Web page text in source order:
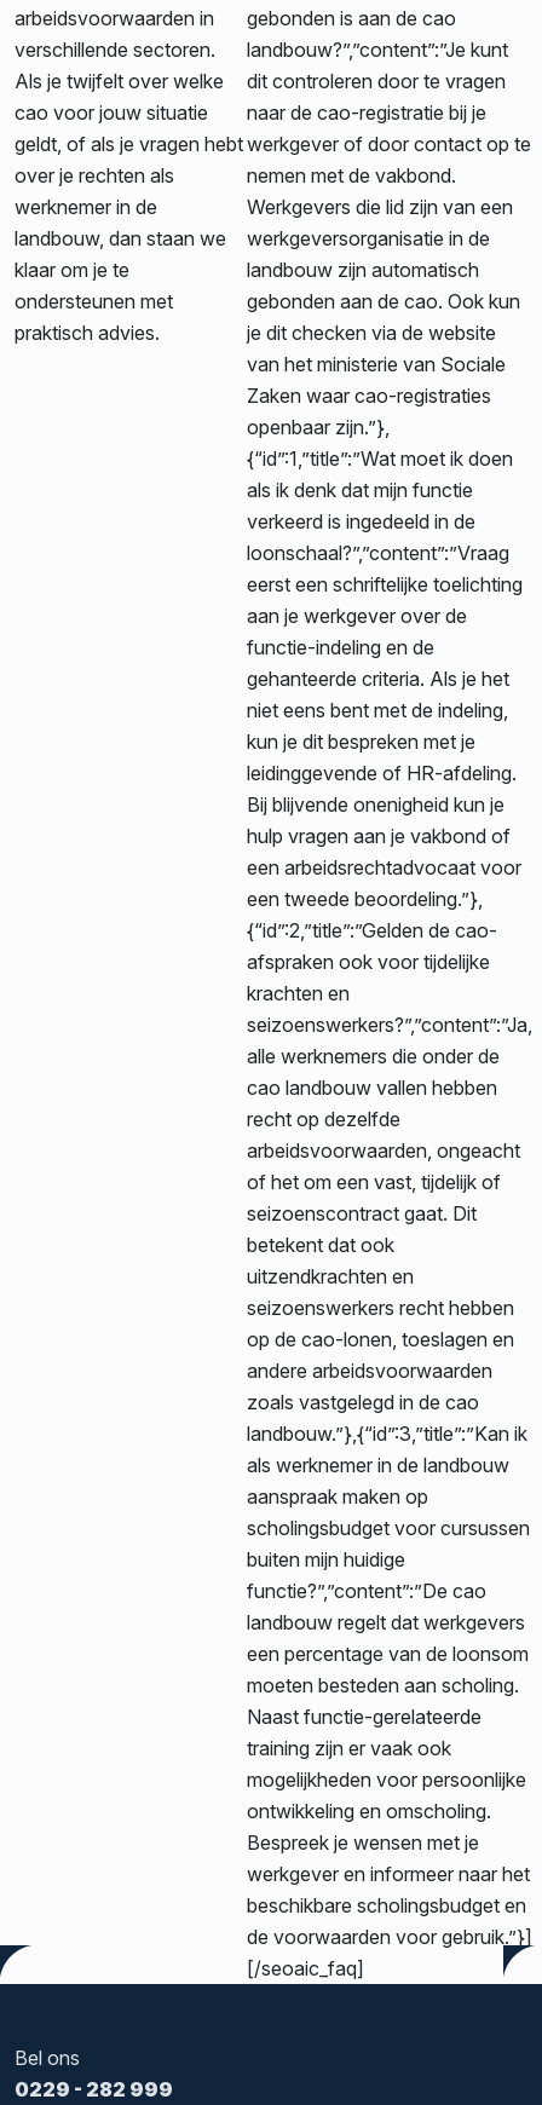
arbeidsvoorwaarden in
verschillende sectoren.
Als je twijfelt over welke
cao voor jouw situatie
geldt, of als je vragen hebt
over je rechten als
werknemer in de
landbouw, dan staan we
klaar om je te
ondersteunen met
praktisch advies.
gebonden is aan de cao
landbouw?”,”content”:”Je kunt
dit controleren door te vragen
naar de cao-registratie bij je
werkgever of door contact op te
nemen met de vakbond.
Werkgevers die lid zijn van een
werkgeversorganisatie in de
landbouw zijn automatisch
gebonden aan de cao. Ook kun
je dit checken via de website
van het ministerie van Sociale
Zaken waar cao-registraties
openbaar zijn.”},
{“id”:1,”title”:”Wat moet ik doen
als ik denk dat mijn functie
verkeerd is ingedeeld in de
loonschaal?”,”content”:”Vraag
eerst een schriftelijke toelichting
aan je werkgever over de
functie-indeling en de
gehanteerde criteria. Als je het
niet eens bent met de indeling,
kun je dit bespreken met je
leidinggevende of HR-afdeling.
Bij blijvende onenigheid kun je
hulp vragen aan je vakbond of
een arbeidsrechtadvocaat voor
een tweede beoordeling.”},
{“id”:2,”title”:”Gelden de cao-
afspraken ook voor tijdelijke
krachten en
seizoenswerkers?”,”content”:”Ja,
alle werknemers die onder de
cao landbouw vallen hebben
recht op dezelfde
arbeidsvoorwaarden, ongeacht
of het om een vast, tijdelijk of
seizoenscontract gaat. Dit
betekent dat ook
uitzendkrachten en
seizoenswerkers recht hebben
op de cao-lonen, toeslagen en
andere arbeidsvoorwaarden
zoals vastgelegd in de cao
landbouw.”},{“id”:3,”title”:”Kan ik
als werknemer in de landbouw
aanspraak maken op
scholingsbudget voor cursussen
buiten mijn huidige
functie?”,”content”:”De cao
landbouw regelt dat werkgevers
een percentage van de loonsom
moeten besteden aan scholing.
Naast functie-gerelateerde
training zijn er vaak ook
mogelijkheden voor persoonlijke
ontwikkeling en omscholing.
Bespreek je wensen met je
werkgever en informeer naar het
beschikbare scholingsbudget en
de voorwaarden voor gebruik.”}]
[/seoaic_faq]
Bel ons
0229 - 282 999